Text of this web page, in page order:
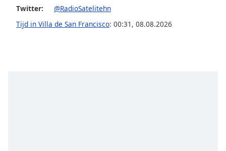
Opacity
Twitter:
@RadioSatelitehn
Tijd in Villa de San Francisco: 00:31 , 08.08.2026